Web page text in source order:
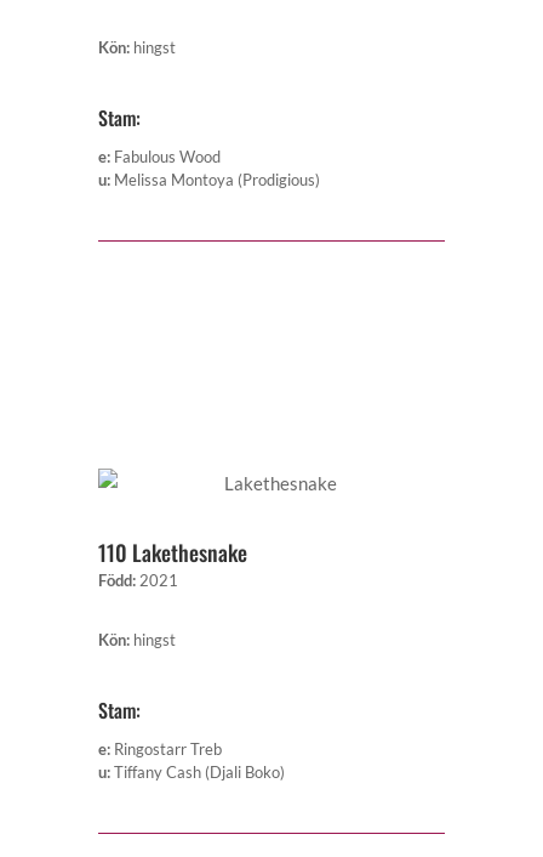
Kön: hingst
Stam:
e: Fabulous Wood
u: Melissa Montoya (Prodigious)
110 Lakethesnake
Född: 2021
Kön: hingst
Stam:
e: Ringostarr Treb
u:Tiffany Cash (Djali Boko)